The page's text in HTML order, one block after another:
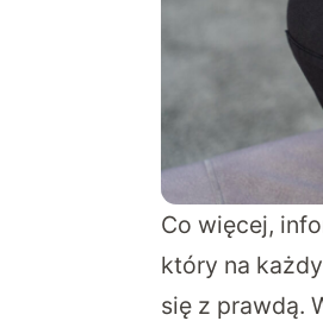
Co więcej,
który na
się z prawdą.